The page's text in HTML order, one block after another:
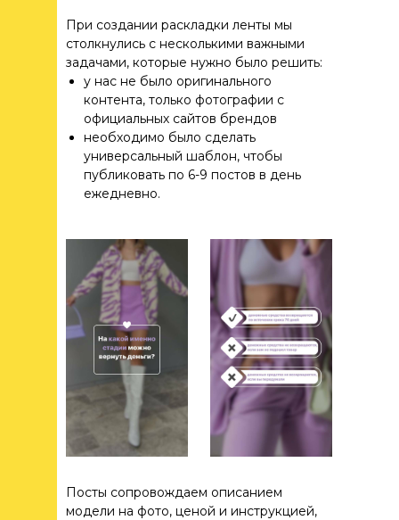
При создании раскладки ленты мы
столкнулись с несколькими важными
задачами, которые нужно было решить:
у нас не было оригинального
контента, только фотографии с
официальных сайтов брендов
необходимо было сделать
универсальный шаблон, чтобы
публиковать по 6-9 постов в день
ежедневно.
Посты сопровождаем описанием
модели на фото, ценой и инструкцией,